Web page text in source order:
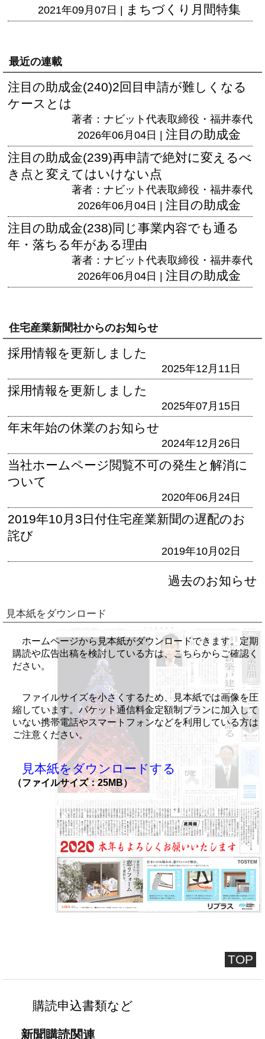
2021年09月07日 | まちづくり月間特集
最近の連載
注目の助成金(240)2回目申請が難しくなる
ケースとは
著者：ナビット代表取締役・福井泰代
2026年06月04日 | 注目の助成金
注目の助成金(239)再申請で絶対に変えるべ
き点と変えてはいけない点
著者：ナビット代表取締役・福井泰代
2026年06月04日 | 注目の助成金
注目の助成金(238)同じ事業内容でも通る
年・落ちる年がある理由
著者：ナビット代表取締役・福井泰代
2026年06月04日 | 注目の助成金
住宅産業新聞社からのお知らせ
採用情報を更新しました
2025年12月11日
採用情報を更新しました
2025年07月15日
年末年始の休業のお知らせ
2024年12月26日
当社ホームページ閲覧不可の発生と解消に
ついて
2020年06月24日
2019年10月3日付住宅産業新聞の遅配のお
詫び
2019年10月02日
過去のお知らせ
見本紙をダウンロード
ホームページから見本紙がダウンロードできます。定期
購読や広告出稿を検討している方は、こちらからご確認く
ださい。
ファイルサイズを小さくするため、見本紙では画像を圧
縮しています。パケット通信料金定額制プランに加入して
いない携帯電話やスマートフォンなどを利用している方は
ご注意ください。
見本紙をダウンロードする
（ファイルサイズ：25MB）
TOP
購読申込書類など
新聞購読関連